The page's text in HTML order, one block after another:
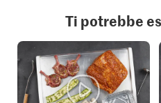
Ti potrebbe